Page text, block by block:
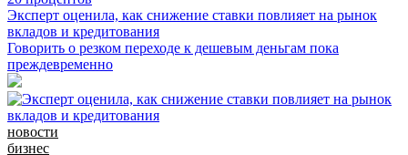
Эксперт оценила, как снижение ставки повлияет на рынок
вкладов и кредитования
Говорить о резком переходе к дешевым деньгам пока
преждевременно
новости
бизнес